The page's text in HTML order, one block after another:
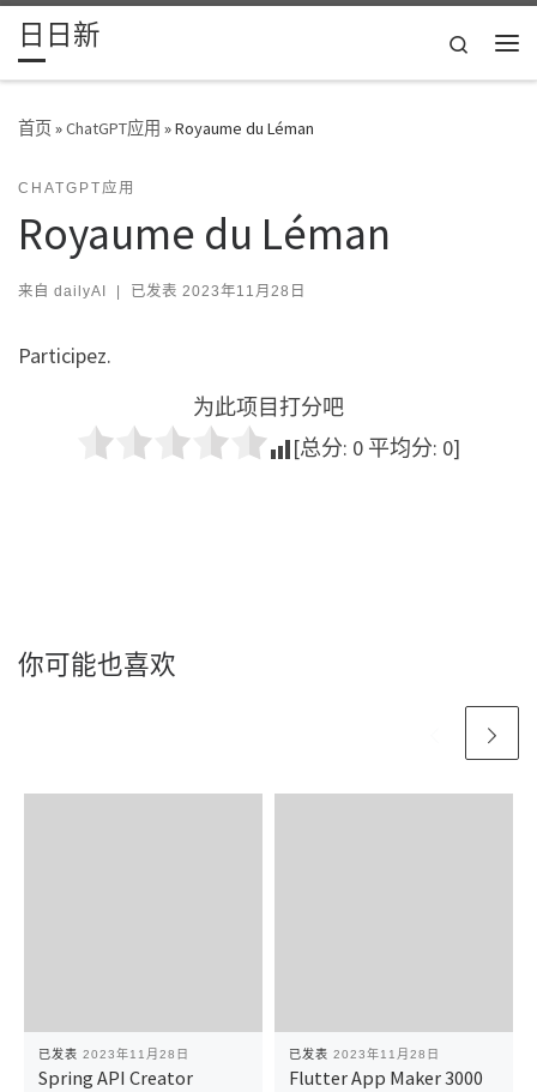
Skip to content
日日新
Search
首页»ChatGPT应用 »Royaume du Léman
CHATGPT应用
Royaume du Léman
来自 dailyAI | 已发表 2023年11月28日
Participez.
为此项目打分吧
[总分: 0 平均分: 0]
你可能也喜欢
已发表 2023年11月28日
Spring API Creator
已发表 2023年11月28日
Flutter App Maker 3000